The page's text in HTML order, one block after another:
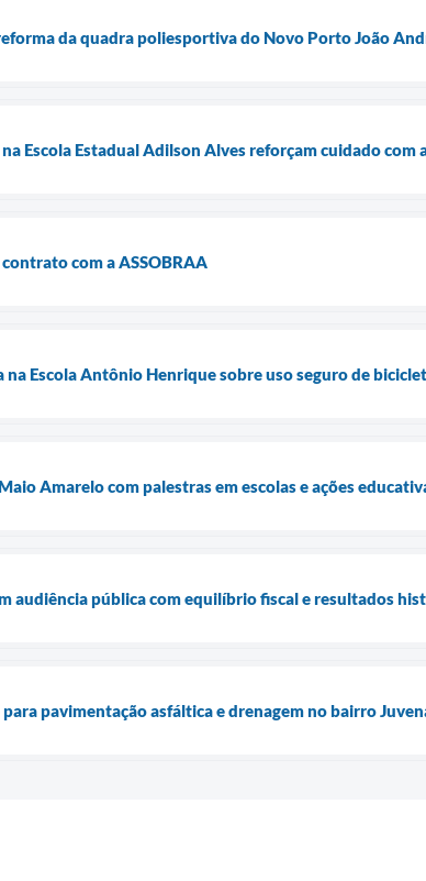
da quadra poliesportiva do Novo Porto João
Escola Estadual Adilson Alves reforçam cuidado com
com a ASSOBRAA
na Escola Antônio Henrique sobre uso seguro de
Amarelo com palestras em escolas e ações
audiência pública com equilíbrio fiscal e resultados
pavimentação asfáltica e drenagem no bairro